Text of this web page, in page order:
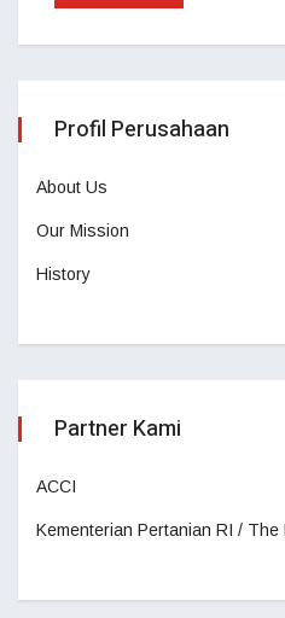
Profil Perusahaan
About Us
Our Mission
History
Partner Kami
ACCI
Kementerian Pertanian RI / The